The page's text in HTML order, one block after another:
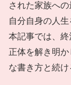
された家族へ
自分自身の人
本記事では、
正体を解き明
な書き方と続け